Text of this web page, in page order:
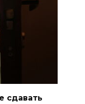
сдавать